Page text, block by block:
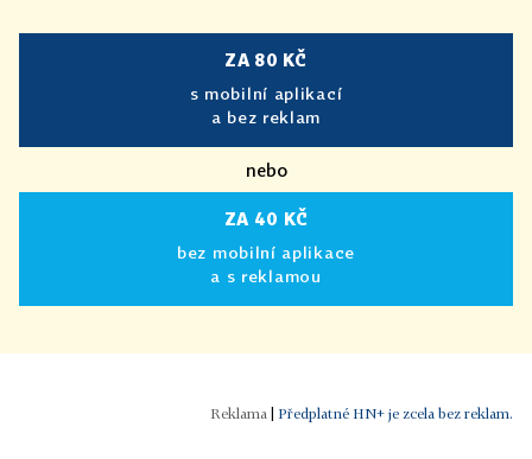
ZA 80 KČ
s mobilní aplikací
a bez reklam
nebo
ZA 40 KČ
bez mobilní aplikace
a s reklamou
Předplatné HN+ je zcela bez reklam.